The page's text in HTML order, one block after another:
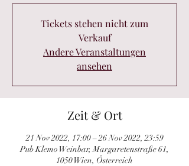
Tickets stehen nicht zum
Verkauf
Andere Veranstaltungen
ansehen
Zeit & Ort
21 Nov 2022, 17:00 – 26 Nov 2022, 23:59
Pub Klemo Weinbar, Margaretenstraße 61,
1050 Wien, Österreich